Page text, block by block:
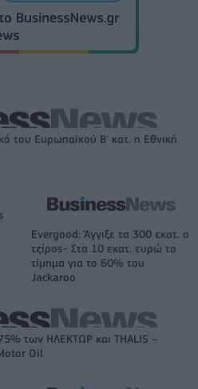
του Ευρωπαϊκού Β' κατ. η Εθνική
Evergood: Άγγιξε τα 300 εκατ. ο
τζίρος- Στα 10 εκατ. ευρώ το
τίμημα για το 60% του
Jackaroo
των ΗΛΕΚΤΩΡ και THALIS –
Oil